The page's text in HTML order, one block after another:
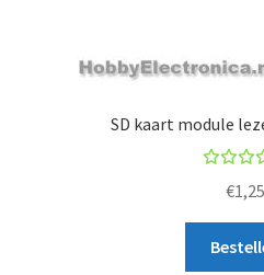
SD kaart module
ling
4.67
5
€1,25